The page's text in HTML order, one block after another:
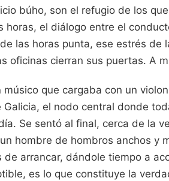
búho, son el refugio de los
horas, el diálogo entre el
las horas punta, ese estrés de
oficinas cierran sus puertas. A
músico que cargaba con un
Galicia, el nodo central donde
Se sentó al final, cerca de la
hombre de hombros anchos y
de arrancar, dándole tiempo a
es lo que constituye la